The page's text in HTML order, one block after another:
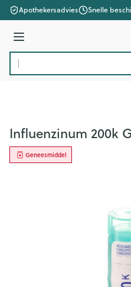
Ga naar de inhoud
Apothekersadvies Snelle
Menu
Product, merk, categorie...
Influenzinum 200k
Geneesmiddel